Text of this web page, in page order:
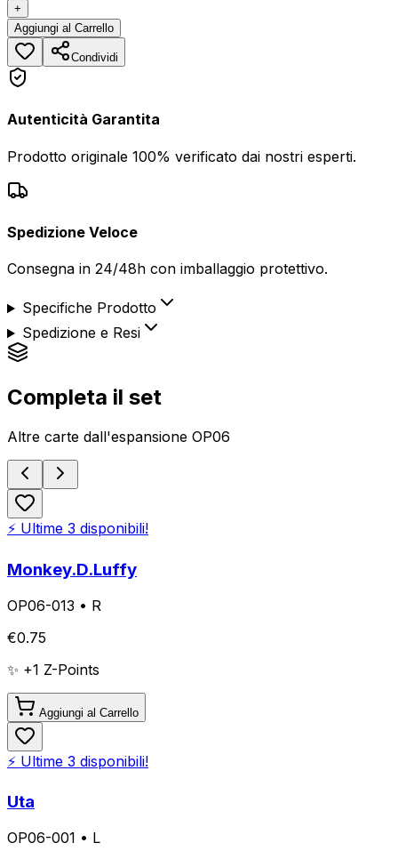
+
Aggiungi al Carrello
Condividi
Autenticità Garantita
Prodotto originale 100% verificato dai nostri esperti.
Spedizione Veloce
Consegna in 24/48h con imballaggio protettivo.
Specifiche Prodotto
Spedizione e Resi
Completa il set
Altre carte dall'espansione OP06
⚡ Ultime 3 disponibili!
Monkey.D.Luffy
OP06-013 • R
€0.75
✨ +1 Z-Points
Aggiungi al Carrello
⚡ Ultime 3 disponibili!
Uta
OP06-001 • L